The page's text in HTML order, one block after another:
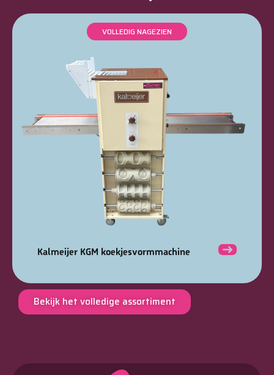
VOLLEDIG NAGEZIEN
Kalmeijer KGM koekjesvormmachine
Bekijk het volledige assortiment